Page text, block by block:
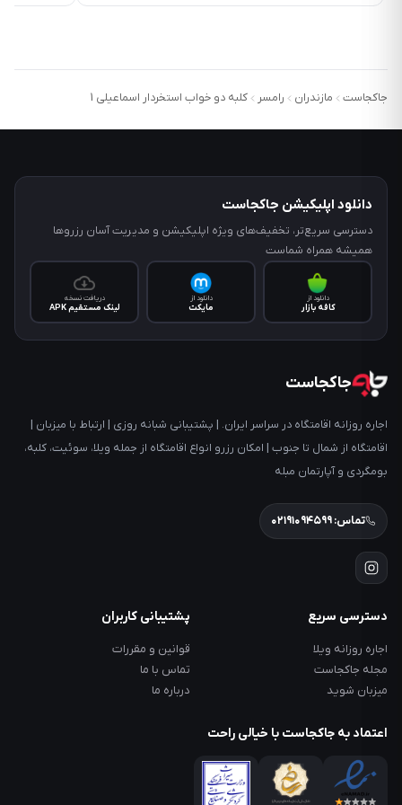
جاکجاست مازندران رامسر کلبه دو خواب استخردار اسماعیلی 1
دانلود اپلیکیشن جاکجاست
دسترسی سریع‌تر، تخفیف‌های ویژه اپلیکیشن و مدیریت آسان رزروها
همیشه همراه شماست
دانلود از
کافه‌ بازار
دانلود از
مایکت
دریافت نسخه
لینک مستقیم APK
جاکجاست
اجاره روزانه اقامتگاه در سراسر ایران. | پشتیبانی شبانه روزی | ارتباط با میزبان |
اقامتگاه از شمال تا جنوب | امکان رزرو انواع اقامتگاه از جمله ویلا، سوئیت، کلبه،
بومگردی و آپارتمان مبله
تماس: ۰۲۱۹۱۰۹۴۵۹۹
دسترسی سریع
اجاره روزانه ویلا
مجله جاکجاست
میزبان شوید
پشتیبانی کاربران
قوانین و مقررات
تماس با ما
درباره ما
اعتماد به جاکجاست با خیالی راحت